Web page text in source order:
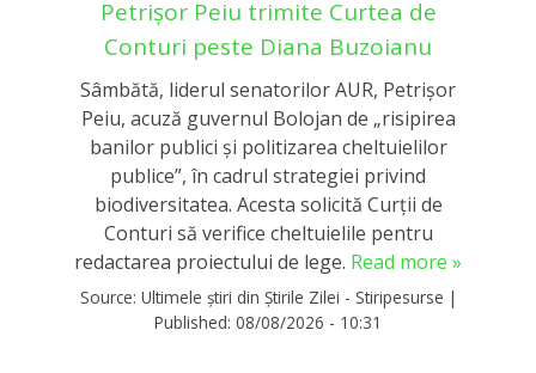
Petrișor Peiu trimite Curtea de
Conturi peste Diana Buzoianu
Sâmbătă, liderul senatorilor AUR, Petrișor
Peiu, acuză guvernul Bolojan de „risipirea
banilor publici și politizarea cheltuielilor
publice”, în cadrul strategiei privind
biodiversitatea. Acesta solicită Curții de
Conturi să verifice cheltuielile pentru
redactarea proiectului de lege. Read more »
Source: Ultimele știri din Știrile Zilei - Stiripesurse |
Published: 08/08/2026 - 10:31